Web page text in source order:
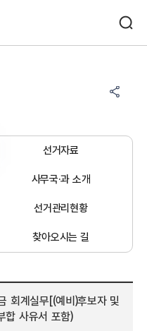
선거자료
사무국·과 소개
선거관리현황
찾아오시는 길
회계실무[(예비)후보자 및
합 사유서 포함)